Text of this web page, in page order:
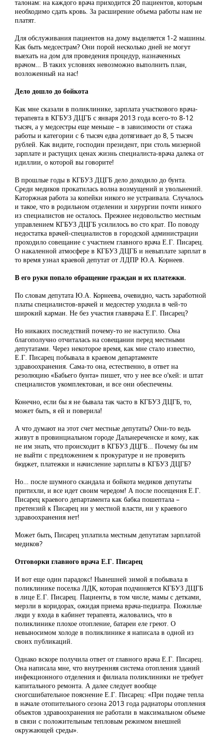
талонам: на каждого врача приходится 20 пациентов, которым
необходимо сдать кровь. За расширение объема работы нам не
платят.
Для обслуживания пациентов на дому выделяется 1-2 машины.
Как быть медсестрам? Они порой несколько дней не могут
выехать на дом для проведения процедур, назначенных
врачом… В таких условиях невозможно выполнить план,
возложенный на нас!
Дело дошло до бойкота
Как мне сказали в поликлинике, зарплата участкового врача-
терапевта в КГБУЗ ДЦГБ с января 2013 года всего-то 8-12
тысяч, а у медсестры еще меньше – в зависимости от стажа
работы и категории с 6 тысяч едва дотягивает до 8, 5 тысяч
рублей. Как видите, господин президент, при столь мизерной
зарплате и растущих ценах жизнь специалиста-врача далека от
идиллии, о которой вы говорите!
В прошлые годы в КГБУЗ ДЦГБ дело доходило до бунта.
Среди медиков прокатилась волна возмущений и увольнений.
Каторжная работа за копейки никого не устраивала. Случалось
и такое, что в родильном отделении и хирургии почти никого
из специалистов не осталось. Прежнее недовольство местным
управлением КГБУЗ ДЦГБ усилилось во сто крат. По поводу
недостатка врачей-специалистов в городской администрации
проходило совещание с участием главного врача Е.Г. Писарец.
О накаленной атмосфере в КГБУЗ ДЦГБ и невыплате зарплат в
то время узнал краевой депутат от ЛДПР Ю.А. Корнеев.
В его руки попало обращение граждан и их платежки.
По словам депутата Ю.А. Корнеева, очевидно, часть заработной
платы специалистов-врачей и медсестер уходила в чей-то
широкий карман. Не без участия главврача Е.Г. Писарец?
Но никаких последствий почему-то не наступило. Она
благополучно отчиталась на совещании перед местными
депутатами. Через некоторое время, как мне стало известно,
Е.Г. Писарец побывала в краевом департаменте
здравоохранения. Сама-то она, естественно, в ответ на
резолюцию «Бабьего бунта» пишет, что у нее все о'кей: и штат
специалистов укомплектован, и все они обеспечены.
Конечно, если бы я не бывала так часто в КГБУЗ ДЦГБ, то,
может быть, я ей и поверила!
А что думают на этот счет местные депутаты? Они-то ведь
живут в провинциальном городе Дальнереченске и кому, как
не им знать, что происходит в КГБУЗ ДЦГБ… Почему бы им
не выйти с предложением к прокуратуре и не проверить
бюджет, платежки и начисление зарплаты в КГБУЗ ДЦГБ?
Но… после шумного скандала и бойкота медиков депутаты
притихли, и все идет своим чередом! А после посещения Е.Г.
Писарец краевого департамента как бабка пошептала –
претензий к Писарец ни у местной власти, ни у краевого
здравоохранения нет!
Может быть, Писарец уплатила местным депутатам зарплатой
медиков?
Отговорки главного врача Е.Г. Писарец
И вот еще один парадокс! Нынешней зимой я побывала в
поликлинике поселка ЛДК, которая подчиняется КГБУЗ ДЦГБ
в лице Е.Г. Писарец. Пациенты, в том числе, мамы с детками,
мерзли в коридорах, ожидая приема врача-педиатра. Пожилые
люди у входа в кабинет терапевта, жаловались, что в
поликлинике плохое отопление, батареи еле греют. О
невыносимом холоде в поликлинике я написала в одной из
своих публикаций.
Однако вскоре получила ответ от главного врача Е.Г. Писарец.
Она написала мне, что внутренняя система отопления зданий
инфекционного отделения и филиала поликлиники не требует
капитального ремонта. А далее следует вообще
сногсшибательное пояснение Е.Г. Писарец: «При подаче тепла
в начале отопительного сезона 2013 года радиаторы отопления
объектов здравоохранения не работали в максимальном объеме
в связи с положительным тепловым режимом внешней
окружающей среды».